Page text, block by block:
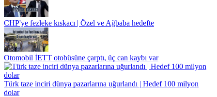
CHP'ye fezleke kıskacı | Özel ve Ağbaba hedefte
Otomobil İETT otobüsüne çarptı, üç can kaybı var
Türk taze inciri dünya pazarlarına uğurlandı | Hedef 100 milyon
dolar